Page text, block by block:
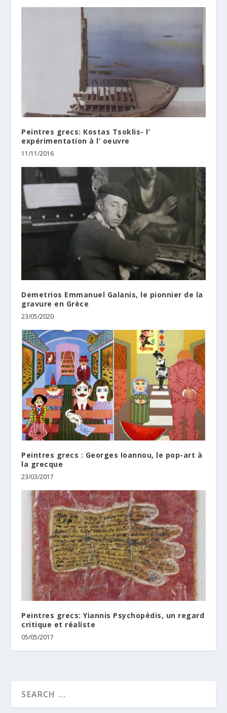
Peintres grecs: Kostas Tsoklis- l’
expérimentation à l’ oeuvre
11/11/2016
Demetrios Emmanuel Galanis, le pionnier de la
gravure en Grèce
23/05/2020
Peintres grecs : Georges Ioannou, le pop-art à
la grecque
23/03/2017
Peintres grecs: Yiannis Psychopédis, un regard
critique et réaliste
05/05/2017